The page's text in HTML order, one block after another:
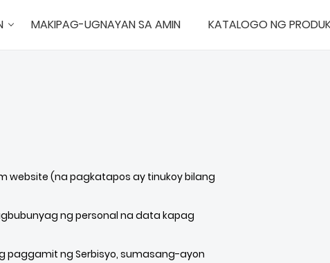
MAKIPAG-UGNAYAN SA AMIN KATALOGO NG
website (na pagkatapos ay tinukoy bilang
ng personal na data kapag
paggamit ng Serbisyo, sumasang-ayon